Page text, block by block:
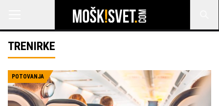
TRENIRKE
POTOVANJA